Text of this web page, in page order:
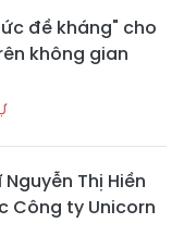
đề kháng" cho
không gian
Thị Hiền
Công ty Unicorn